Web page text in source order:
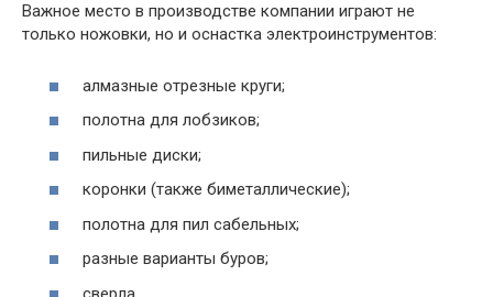
Важное место в производстве компании играют не
только ножовки, но и оснастка электроинструментов:
алмазные отрезные круги;
полотна для лобзиков;
пильные диски;
коронки (также биметаллические);
полотна для пил сабельных;
разные варианты буров;